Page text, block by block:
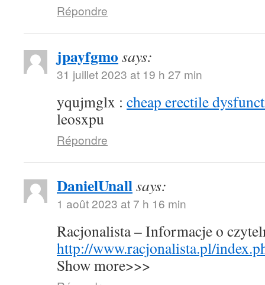
Répondre
jpayfgmo says:
31 juillet 2023 at 19 h 27 min
yqujmglx : cheap erectile
leosxpu
Répondre
DanielUnallsays:
1 août 2023 at 7 h 16 min
Racjonalista – Informacje o
http://www.racjonalista.pl/
Show more>>>